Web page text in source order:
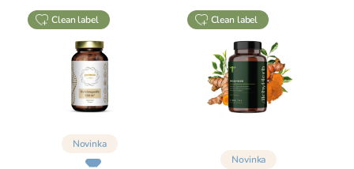
clean label
Novinka
clean label
Novinka